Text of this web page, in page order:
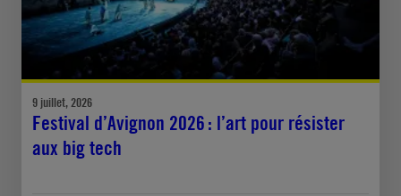
9 juillet, 2026
Festival d’Avignon 2026 : l’art pour résister
aux big tech